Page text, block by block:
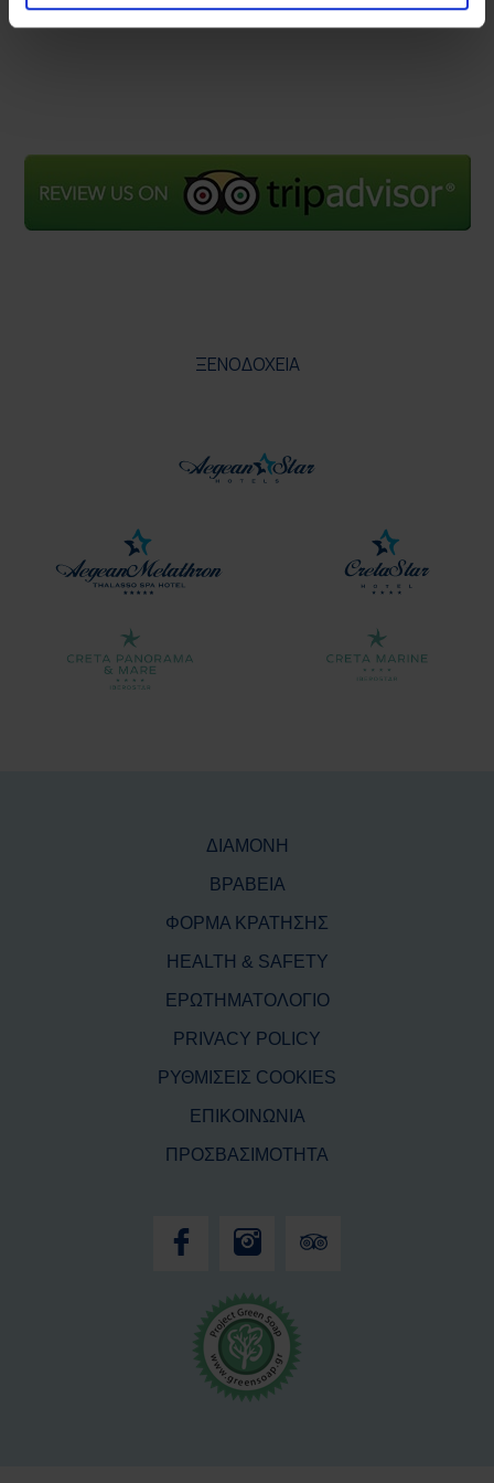
ΞΕΝΟΔΟΧΕΙΑ
ΔΙΑΜΟΝΗ
ΒΡΑΒΕΙΑ
ΦΟΡΜΑ ΚΡΑΤΗΣΗΣ
HEALTH & SAFETY
ΕΡΩΤΗΜΑΤΟΛΟΓΙΟ
PRIVACY POLICY
ΡΥΘΜΙΣΕΙΣ COOKIES
ΕΠΙΚΟΙΝΩΝΙΑ
ΠΡΟΣΒΑΣΙΜΟΤΗΤΑ